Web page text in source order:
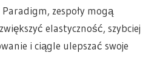
zespoły mogą
elastyczność, szybciej
i ciągle ulepszać swoje